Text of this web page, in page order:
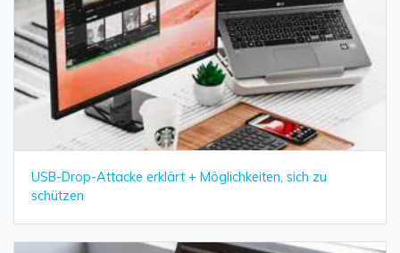
USB-Drop-Attacke erklärt + Möglichkeiten, sich zu
schützen